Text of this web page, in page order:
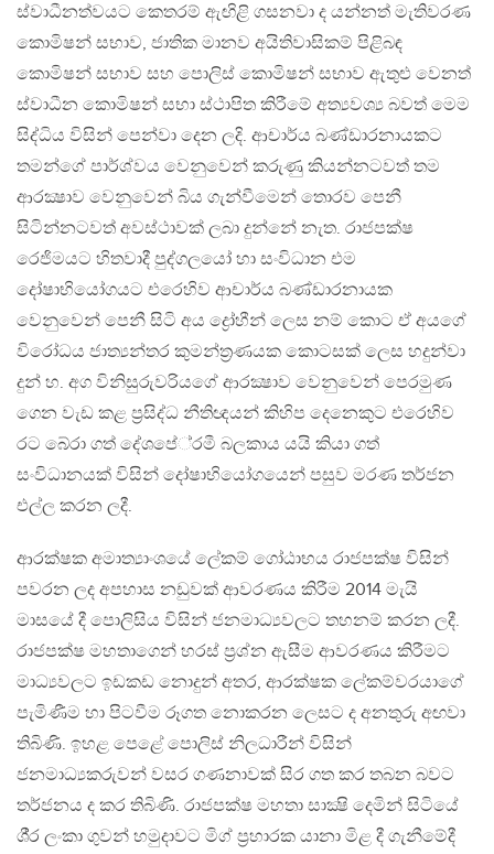
ස්වාධීනත්වයට කෙතරම් ඇඟිළි ගසනවා ද යන්නත් මැතිවරණ
කොමිෂන් සභාව, ජාතික මානව අයිතිවාසිකම් පිළිබඳ
කොමිෂන් සභාව සහ පොලිස් කොමිෂන් සභාව ඇතුළු වෙනත්
ස්වාධීන කොමිෂන් සභා ස්ථාපිත කිරීමේ අත්‍යවශ්‍ය බවත් මෙම
සිද්ධිය විසින් පෙන්වා දෙන ලදි. ආචාර්ය බණ්ඩාරනායකට
තමන්ගේ පාර්ශ්වය වෙනුවෙන් කරුණු කියන්නටවත් තම
ආරක්‍ෂාව වෙනුවෙන් බිය ගැන්වීමෙන් තොරව පෙනී
සිටින්නටවත් අවස්ථාවක් ලබා දුන්නේ නැත. රාජපක්ෂ
රෙජිමයට හිතවාදී පුද්ගලයෝ හා සංවිධාන එම
දෝෂාභියෝගයට එරෙහිව ආචාර්ය බණ්ඩාරනායක
වෙනුවෙන් පෙනී සිටි අය ද්‍රෝහීන් ලෙස නම් කොට ඒ අයගේ
විරෝධය ජාත්‍යන්තර කුමන්ත‍්‍රණයක කොටසක් ලෙස හදුන්වා
දුන් හ. අග විනිසුරුවරියගේ ආරක්‍ෂාව වෙනුවෙන් පෙරමුණ
ගෙන වැඩ කළ ප‍්‍රසිද්ධ නීතිඥයන් කිහිප දෙනෙකුට එරෙහිව
රට බේරා ගත් දේශපේ‍්‍රමී බලකාය යයි කියා ගත්
සංවිධානයක් විසින් දෝෂාභියෝගයෙන් පසුව මරණ තර්ජන
එල්ල කරන ලදී.
ආරක්ෂක අමාත්‍යාංශයේ ලේකම් ගෝඨාභය රාජපක්ෂ විසින්
පවරන ලද අපහාස නඩුවක් ආවරණය කිරීම 2014 මැයි
මාසයේ දී පොලිසිය විසින් ජනමාධ්‍යවලට තහනම් කරන ලදී.
රාජපක්ෂ මහතාගෙන් හරස් ප‍්‍රශ්න ඇසීම ආවරණය කිරීමට
මාධ්‍යවලට ඉඩකඩ නොදුන් අතර, ආරක්ෂක ලේකම්වරයාගේ
පැමිණීම හා පිටවීම රූගත නොකරන ලෙසට ද අනතුරු අඟවා
තිබිණි. ඉහළ පෙළේ පොලිස් නිලධාරීන් විසින්
ජනමාධ්‍යකරුවන් වසර ගණනාවක් සිර ගත කර තබන බවට
තර්ජනය ද කර තිබිණි. රාජපක්ෂ මහතා සාක්‍ෂි දෙමින් සිටියේ
ශී‍්‍ර ලංකා ගුවන් හමුදාවට මිග් ප‍්‍රහාරක යානා මිළ දී ගැනීමේදී